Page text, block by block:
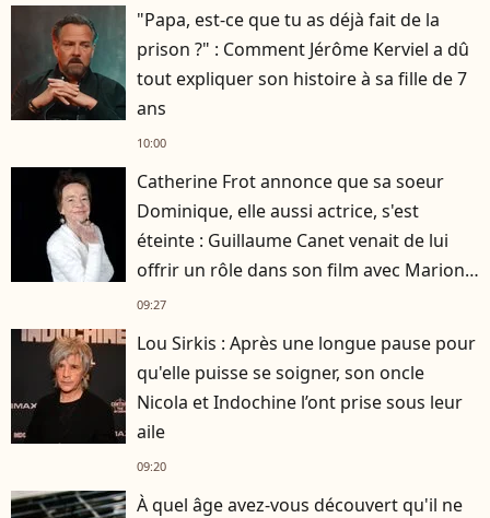
"Papa, est-ce que tu as déjà fait de la
prison ?" : Comment Jérôme Kerviel a dû
tout expliquer son histoire à sa fille de 7
ans
10:00
Catherine Frot annonce que sa soeur
Dominique, elle aussi actrice, s'est
éteinte : Guillaume Canet venait de lui
offrir un rôle dans son film avec Marion
Cotillard
09:27
Lou Sirkis : Après une longue pause pour
qu'elle puisse se soigner, son oncle
Nicola et Indochine l’ont prise sous leur
aile
09:20
À quel âge avez-vous découvert qu'il ne